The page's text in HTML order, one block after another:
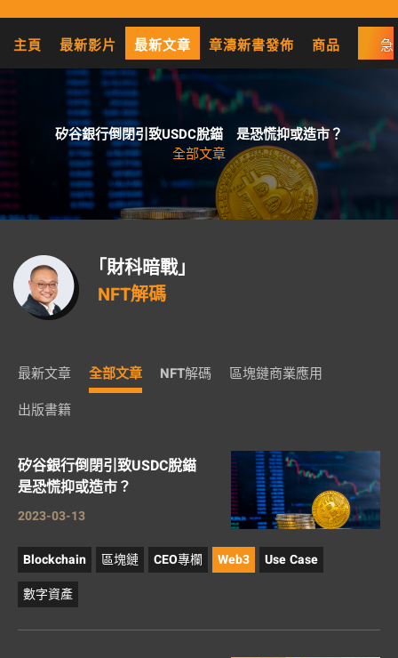
主頁 最新影片 最新文章 章濤新書發佈 商品 急
矽谷銀行倒閉引致USDC脫錨 是恐慌抑或造市？
全部文章
「財科暗戰」
NFT解碼
最新文章 全部文章 NFT解碼
區塊鏈商業應用
出版書籍
矽谷銀行倒閉引致USDC脫錨
是恐慌抑或造市？
2023-03-13
Blockchain 區塊鏈 CEO專欄 Web3
Use Case
數字資產